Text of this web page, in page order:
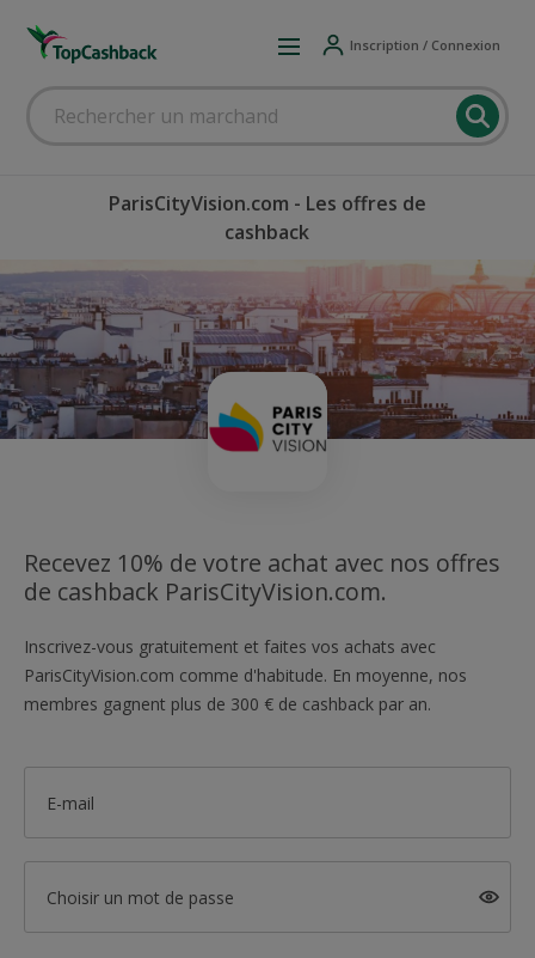
Inscription / Connexion
ParisCityVision.com - Les offres de
cashback
Recevez 10% de votre achat avec nos offres
de cashback ParisCityVision.com.
Inscrivez-vous gratuitement et faites vos achats avec
ParisCityVision.com comme d'habitude. En moyenne, nos
membres gagnent plus de 300 € de cashback par an.
E-mail
Choisir un mot de passe